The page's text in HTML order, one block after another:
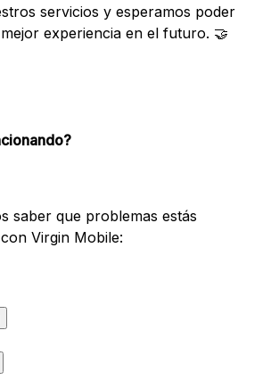
servicios y esperamos poder
experiencia en el futuro. 🤝
saber que problemas estás
Virgin Mobile: